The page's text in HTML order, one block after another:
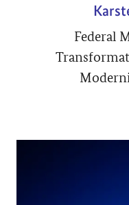
Federal